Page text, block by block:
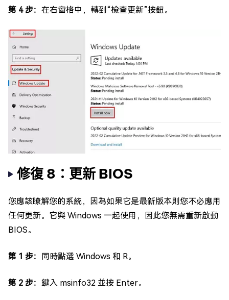
第 4 步： 在右窗格中，轉到“檢查更新”按鈕。
修復 8：更新 BIOS
您應該瞭解您的系統，因為如果它是最新版本則您不必應用
任何更新。它與 Windows 一起使用，因此您無需重新啟動
BIOS。
第 1 步： 同時點選 Windows 和 R。
第 2 步： 鍵入 msinfo32 並按 Enter。